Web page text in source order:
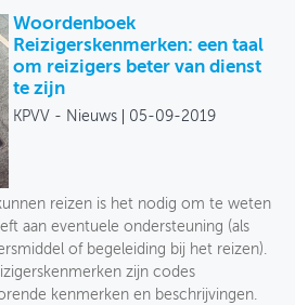
Woordenboek
Reizigerskenmerken: een taal
om reizigers beter van dienst
te zijn
KPVV - Nieuws 05-09-2019
reizen is het nodig om te weten
aan eventuele ondersteuning (als
of begeleiding bij het reizen).
zijn codes
kenmerken en beschrijvingen.